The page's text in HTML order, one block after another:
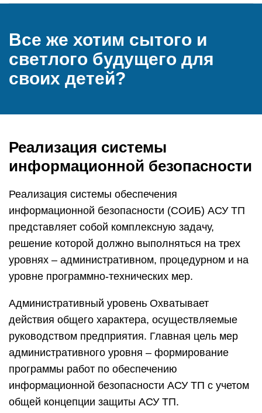
Все же хотим сытого и
светлого будущего для
своих детей?
Реализация системы
информационной безопасности
Реализация системы обеспечения
информационной безопасности (СОИБ) АСУ ТП
представляет собой комплексную задачу,
решение которой должно выполняться на трех
уровнях – административном, процедурном и на
уровне программно-технических мер.
Административный уровень Охватывает
действия общего характера, осуществляемые
руководством предприятия. Главная цель мер
административного уровня – формирование
программы работ по обеспечению
информационной безопасности АСУ ТП с учетом
общей концепции защиты АСУ ТП.